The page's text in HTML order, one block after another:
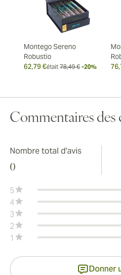
Montego Sereno
Robustio
62,79 €était 78,49 € -20%
Commentaires des
Nombre total d'avis
0
5
4
3
2
1
Donner